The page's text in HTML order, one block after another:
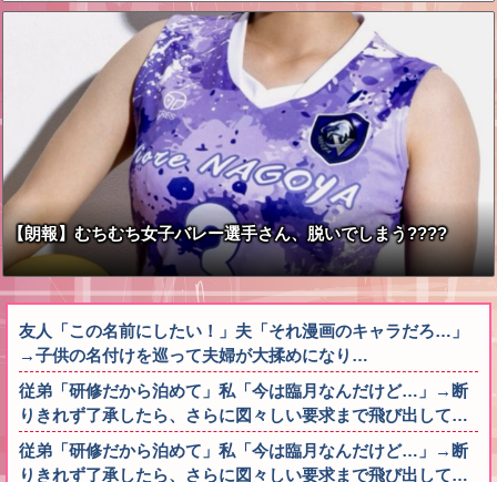
な？？？？？？？
【朗報】むちむち女子バレー選手さん、脱いでしまう????
友人「この名前にしたい！」夫「それ漫画のキャラだろ…」
→子供の名付けを巡って夫婦が大揉めになり…
従弟「研修だから泊めて」私「今は臨月なんだけど…」→断
りきれず了承したら、さらに図々しい要求まで飛び出して…
従弟「研修だから泊めて」私「今は臨月なんだけど…」→断
りきれず了承したら、さらに図々しい要求まで飛び出して…